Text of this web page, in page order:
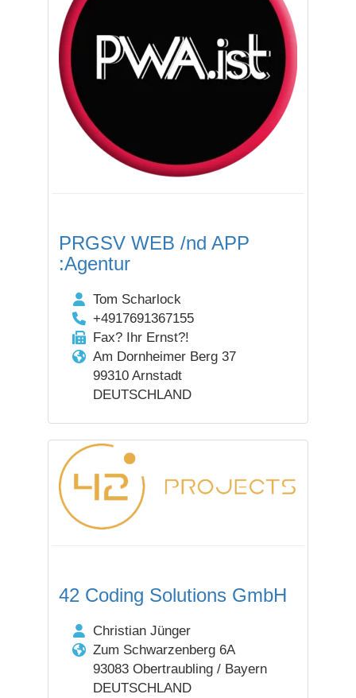
PRGSV WEB /nd APP
:Agentur
Tom Scharlock
+4917691367155
Fax? Ihr Ernst?!
Am Dornheimer Berg 37
99310 Arnstadt
DEUTSCHLAND
42 Coding Solutions GmbH
Christian Jünger
Zum Schwarzenberg 6A
93083 Obertraubling / Bayern
DEUTSCHLAND